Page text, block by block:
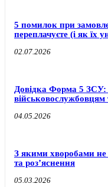
5 помилок при
переплачуєте (і як їх
02.07.2026
Довідка Форма 5 ЗСУ:
04.05.2026
З якими хворобами не
та роз’яснення
05.03.2026